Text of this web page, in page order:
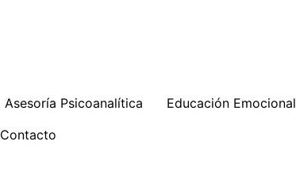
Asesoría Psicoanalítica Educación
Contacto